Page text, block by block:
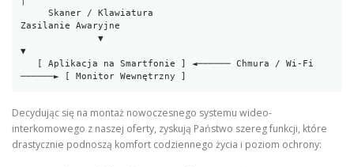
     Skaner / Klawiatura
Zasilanie Awaryjne
              ▼
▼
Decydując się na montaż nowoczesnego systemu wideo-
interkomowego z naszej oferty, zyskują Państwo szereg funkcji, które
drastycznie podnoszą komfort codziennego życia i poziom ochrony: